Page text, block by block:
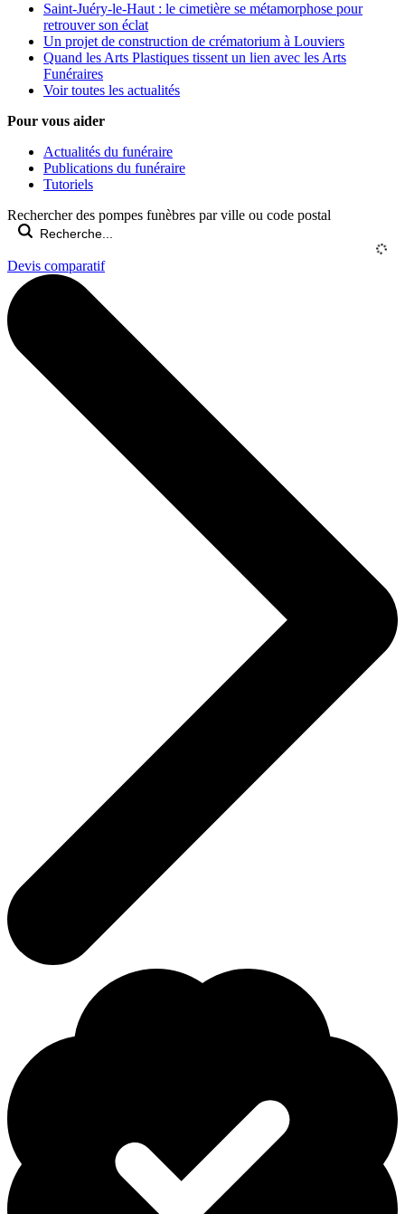
Saint-Juéry-le-Haut : le cimetière se métamorphose pour
retrouver son éclat
Un projet de construction de crématorium à Louviers
Quand les Arts Plastiques tissent un lien avec les Arts
Funéraires
Voir toutes les actualités
Pour vous aider
Actualités du funéraire
Publications du funéraire
Tutoriels
Rechercher des pompes funèbres par ville ou code postal
Devis comparatif